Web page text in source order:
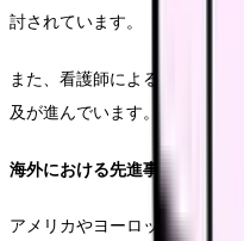
討されています。
また、看護師による遠隔での
及が進んでいます。
海外における先進事例
アメリカやヨーロッパでは、